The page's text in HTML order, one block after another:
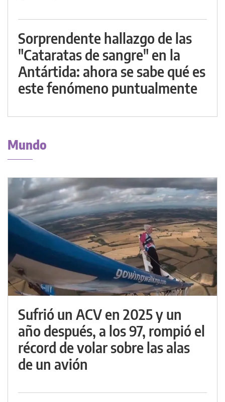
Sorprendente hallazgo de las
"Cataratas de sangre" en la
Antártida: ahora se sabe qué es
este fenómeno puntualmente
Mundo
Sufrió un ACV en 2025 y un
año después, a los 97, rompió el
récord de volar sobre las alas
de un avión